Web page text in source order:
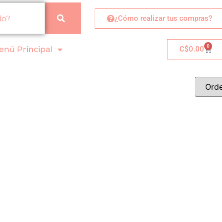
¿Cómo realizar tus compras?
Principal C$0.00 0